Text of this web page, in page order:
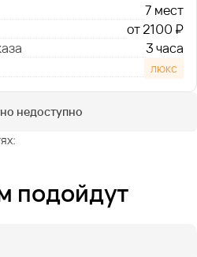
7 мест
от 2100 ₽
3 часа
люкс
недоступно
подойдут